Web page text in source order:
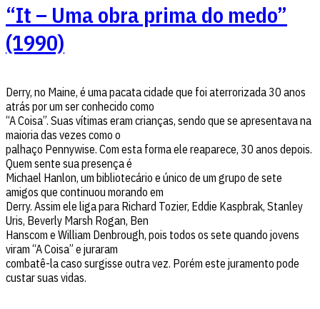
“It – Uma obra prima do medo”
(1990)
Derry, no Maine, é uma pacata cidade que foi aterrorizada 30 anos
atrás por um ser conhecido como
“A Coisa”. Suas vítimas eram crianças, sendo que se apresentava na
maioria das vezes como o
palhaço Pennywise. Com esta forma ele reaparece, 30 anos depois.
Quem sente sua presença é
Michael Hanlon, um bibliotecário e único de um grupo de sete
amigos que continuou morando em
Derry. Assim ele liga para Richard Tozier, Eddie Kaspbrak, Stanley
Uris, Beverly Marsh Rogan, Ben
Hanscom e William Denbrough, pois todos os sete quando jovens
viram “A Coisa” e juraram
combatê-la caso surgisse outra vez. Porém este juramento pode
custar suas vidas.